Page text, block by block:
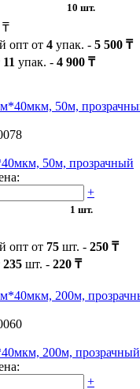
10 шт.
₸
опт от 4 упак. - 5 500 ₸
11 упак. - 4 900 ₸
50м, прозрачный
+
1 шт.
опт от 75 шт. - 250 ₸
235 шт. - 220 ₸
200м, прозрачный
+